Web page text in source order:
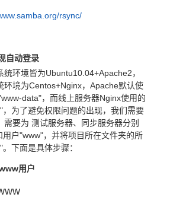
rsync/
自动登录
统环境皆为Ubuntu10.04+Apache2，
环境为Centos+Nginx，Apache默认使
data"，而线上服务器Nginx使用的
，为了避免权限问题的出现，我们需要
需要为 测试服务器、同步服务器分别
户"www"，并将项目所在文件夹的所
下面是具体步骤：
用户